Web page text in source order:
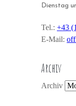
Dienstag
Tel.: +43
E-Mail:
Archiv
Archiv